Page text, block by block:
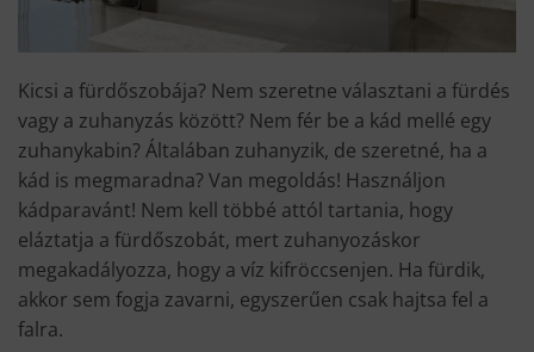
Kicsi a fürdőszobája? Nem szeretne választani a fürdés
vagy a zuhanyzás között? Nem fér be a kád mellé egy
zuhanykabin? Általában zuhanyzik, de szeretné, ha a
kád is megmaradna? Van megoldás! Használjon
kádparavánt! Nem kell többé attól tartania, hogy
eláztatja a fürdőszobát, mert zuhanyozáskor
megakadályozza, hogy a víz kifröccsenjen. Ha fürdik,
akkor sem fogja zavarni, egyszerűen csak hajtsa fel a
falra.